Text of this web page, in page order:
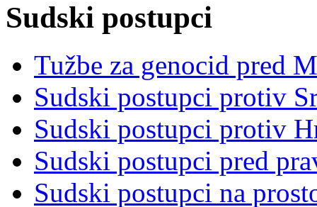
Sudski postupci
Tužbe za genocid pred
Sudski postupci protiv
Sudski postupci protiv
Sudski postupci pred
Sudski postupci na